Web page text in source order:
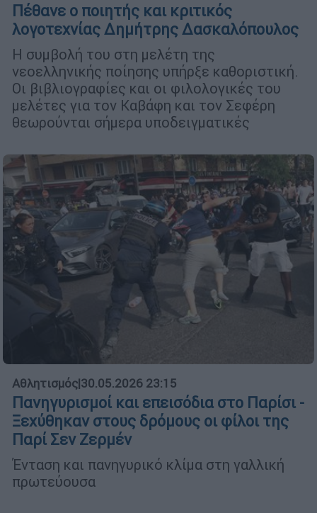
Πέθανε ο ποιητής και κριτικός
λογοτεχνίας Δημήτρης Δασκαλόπουλος
Η συμβολή του στη μελέτη της
νεοελληνικής ποίησης υπήρξε καθοριστική.
Οι βιβλιογραφίες και οι φιλολογικές του
μελέτες για τον Καβάφη και τον Σεφέρη
θεωρούνται σήμερα υποδειγματικές
Αθλητισμός|30.05.2026 23:15
Πανηγυρισμοί και επεισόδια στο Παρίσι -
Ξεχύθηκαν στους δρόμους οι φίλοι της
Παρί Σεν Ζερμέν
Ένταση και πανηγυρικό κλίμα στη γαλλική
πρωτεύουσα